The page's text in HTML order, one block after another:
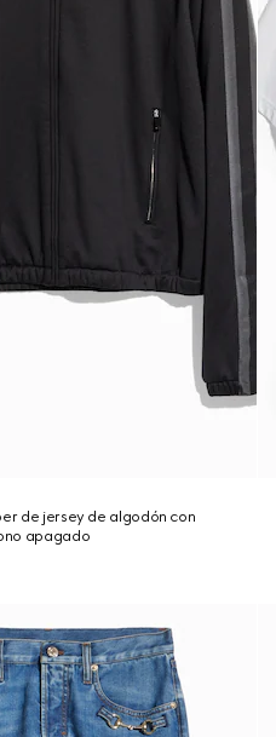
de jersey de algodón con
apagado